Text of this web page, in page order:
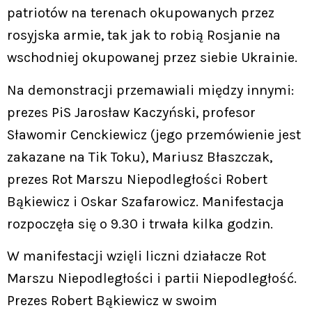
patriotów na terenach okupowanych przez
rosyjska armie, tak jak to robią Rosjanie na
wschodniej okupowanej przez siebie Ukrainie.
Na demonstracji przemawiali między innymi:
prezes PiS Jarosław Kaczyński, profesor
Sławomir Cenckiewicz (jego przemówienie jest
zakazane na Tik Toku), Mariusz Błaszczak,
prezes Rot Marszu Niepodległości Robert
Bąkiewicz i Oskar Szafarowicz. Manifestacja
rozpoczęła się o 9.30 i trwała kilka godzin.
W manifestacji wzięli liczni działacze Rot
Marszu Niepodległości i partii Niepodległość.
Prezes Robert Bąkiewicz w swoim